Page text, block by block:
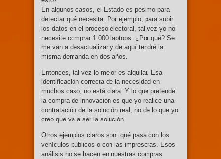
En algunos casos, el Estado es pésimo para
detectar qué necesita. Por ejemplo, para subir
los datos en el proceso electoral, tal vez yo no
necesite comprar 1.000 laptops. ¿Por qué? Se
me van a desactualizar y de aquí tendré la
misma demanda en dos años.
Entonces, tal vez lo mejor es alquilar. Esa
identificación correcta de la necesidad en
muchos caso, no está clara. Y lo que pretende
la compra de innovación es que yo realice una
contratación de la solución real, no de lo que yo
creo que va a ser la solución.
Otros ejemplos claros son: qué pasa con los
vehículos públicos o con las impresoras. Esos
análisis no se hacen en nuestras compras